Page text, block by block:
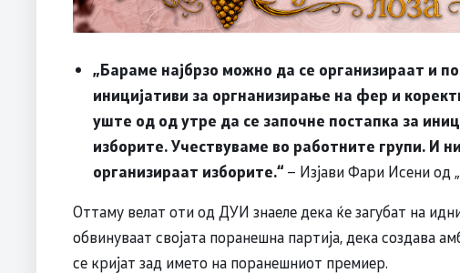
„Бараме најбрзо можно да се организираат и
иницијативи за оргнанизирање на фер и
уште од од утре да се започне постапка за
изборите. Учествуваме во работните групи. И
организираат изборите.“ – Изјави Фари Исени
Оттаму велат оти од ДУИ знаеле дека ќе загубат на
обвинуваат својата поранешна партија, дека создава
се кријат зад името на поранешниот премиер.